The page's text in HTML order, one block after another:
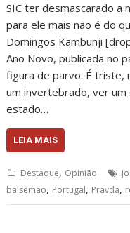
SIC ter desmascarado a
para ele mais não é do
Domingos Kambunji
Ano Novo, publicada no
figura de parvo. É triste,
um invertebrado, ver um
estado…
LEIA MAIS
Destaque, Opinião
balsemão, Portugal, Pravda,